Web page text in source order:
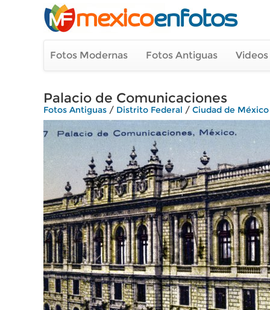
Fotos Modernas Fotos Antiguas
Palacio de Comunicaciones
Fotos Antiguas / Distrito Federal / Ciudad de México